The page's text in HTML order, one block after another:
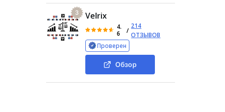
3 Velrix
4.
6
/
214
ОТЗЫВОВ
Проверен
Обзор